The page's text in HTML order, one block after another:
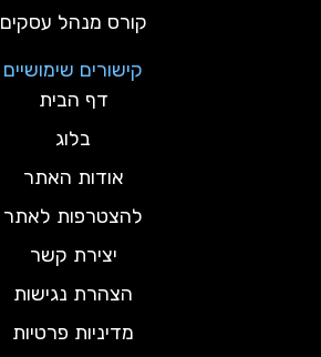
קורס מנהל עסקים
קישורים שימושיים
דף הבית
בלוג
אודות האתר
להצטרפות לאתר
יצירת קשר
הצהרת נגישות
מדיניות פרטיות